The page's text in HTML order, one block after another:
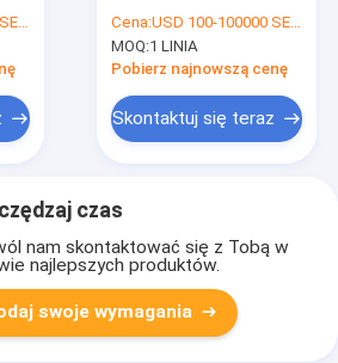
Cena:USD 100-100000 SET PER
MOQ:1 LINIA
Pobierz najnowszą cenę
Skontaktuj się teraz
czas
nam skontaktować się z Tobą w
najlepszych produktów.
swoje wymagania